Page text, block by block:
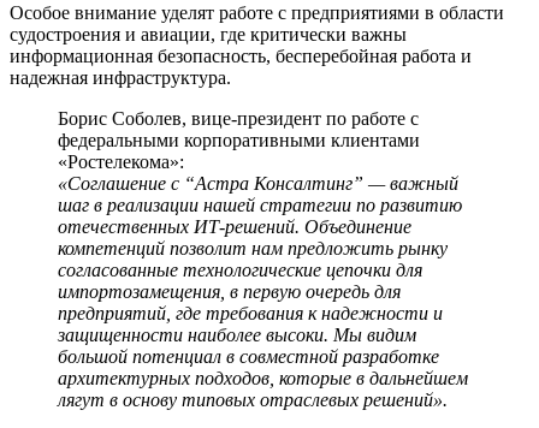
Особое внимание уделят работе с предприятиями в области
судостроения и авиации, где критически важны
информационная безопасность, бесперебойная работа и
надежная инфраструктура.
Борис Соболев, вице-президент по работе с
федеральными корпоративными клиентами
«Ростелекома»:
«Соглашение с “Астра Консалтинг” — важный
шаг в реализации нашей стратегии по развитию
отечественных ИТ-решений. Объединение
компетенций позволит нам предложить рынку
согласованные технологические цепочки для
импортозамещения, в первую очередь для
предприятий, где требования к надежности и
защищенности наиболее высоки. Мы видим
большой потенциал в совместной разработке
архитектурных подходов, которые в дальнейшем
лягут в основу типовых отраслевых решений».